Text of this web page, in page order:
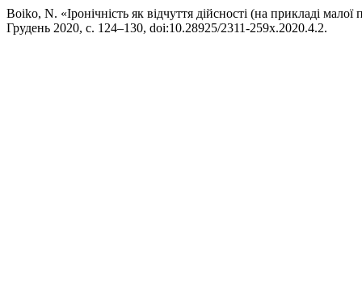
Boiko, N. «Іронічність як відчуття дійсності (на прикладі
Грудень 2020, с. 124–130, doi:10.28925/2311-259x.2020.4.2.